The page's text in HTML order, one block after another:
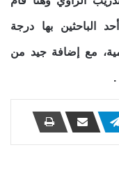
الباحثين بها درجة
مع إضافة جيد من
.